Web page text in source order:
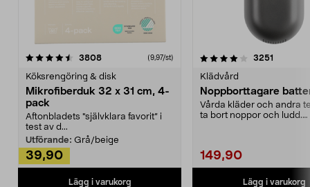
3808recensioner (9,97/st)
Köksrengöring & disk
Mikrofiberduk 32 x 31 cm, 4-
pack
Aftonbladets "självklara favorit” i
test av d...
Utförande: Grå/beige
39,90
Lägg i varukorg
4.0av 5 stjärnor 3251
Klädvård
Noppborttagare
Vårda kläder och andra
ta bort noppor och ludd.
149,90
Lägg i varukorg
4.5av 5 stjärnor